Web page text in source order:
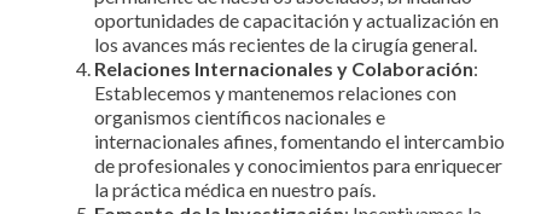
oportunidades de capacitación y actualización en
los avances más recientes de la cirugía general.
Relaciones Internacionales y Colaboración:
Establecemos y mantenemos relaciones con
organismos científicos nacionales e
internacionales afines, fomentando el intercambio
de profesionales y conocimientos para enriquecer
la práctica médica en nuestro país.